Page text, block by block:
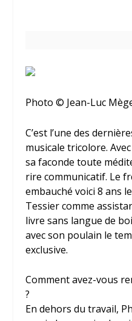
Photo © Jean-Luc
C’est l’une des
musicale tricolore.
sa faconde toute
rire communicatif. Le
embauché voici 8 ans
Tessier comme
livre sans langue de
avec son poulain le
exclusive.
Comment avez-vous
?
En dehors du travail,